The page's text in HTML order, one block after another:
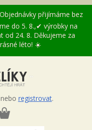
přijímáme bez
do 5. 8.,✔ výrobky na
od 24. 8. Děkujeme za
léto! ☀️
registrovat.